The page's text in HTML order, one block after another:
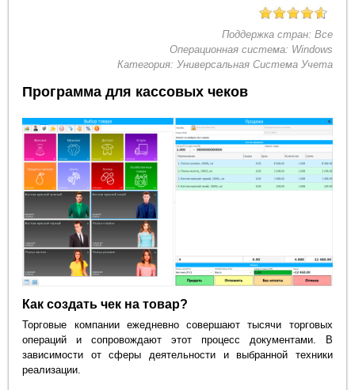
Поддержка стран: Все
Операционная система: Windows
Категория: Универсальная Система Учета
Программа для кассовых чеков
Как создать чек на товар?
Торговые компании ежедневно совершают тысячи торговых
операций и сопровождают этот процесс документами. В
зависимости от сферы деятельности и выбранной техники
реализации.